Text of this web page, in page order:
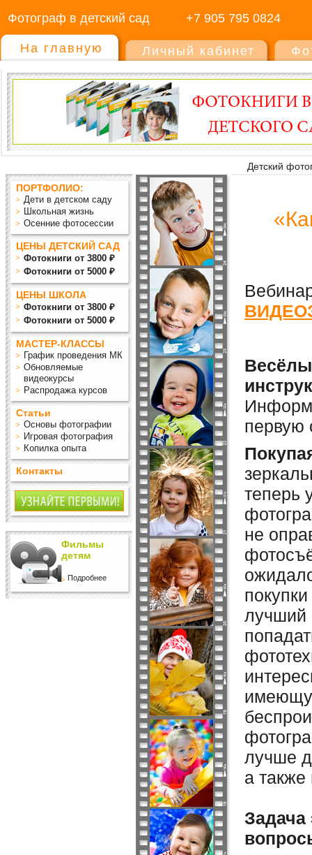
Фотограф в детский сад +7 905 795 0824
На главную Личный кабинет
Детский
ПОРТФОЛИО:
Дети в детском саду
Школьная жизнь
Осенние фотосессии
ЦЕНЫ ДЕТСКИЙ САД
Фотокниги от 3800 ₽
Фотокниги от 5000 ₽
ЦЕНЫ ШКОЛА
Фотокниги от 3800 ₽
Фотокниги от 5000 ₽
МАСТЕР-КЛАССЫ
График проведения МК
Обновляемые
видеокурсы
Распродажа курсов
Статьи
Основы фотографии
Игровая фотография
Копилка опыта
Контакты
Фильмы
детям
Подробнее
первую
теперь
не
лучший
лучше
а
Задача